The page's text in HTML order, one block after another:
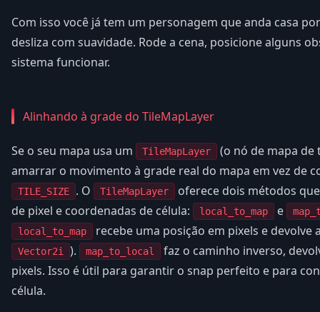
Com isso você já tem um personagem que anda casa
desliza com suavidade. Rode a cena, posicione alguns
sistema funcionar.
Alinhando à grade do TileMapLayer
Se o seu mapa usa um TileMapLayer
(o nó de mapa de
amarrar o movimento à grade real do mapa em vez de
TILE_SIZE . O TileMapLayer
oferece dois métodos
de pixel e coordenadas de célula:
local_to_map e
local_to_map
recebe uma posição em pixels e devolve
Vector2i ). map_to_local
faz o caminho inverso,
pixels. Isso é útil para garantir o snap perfeito e para
célula.